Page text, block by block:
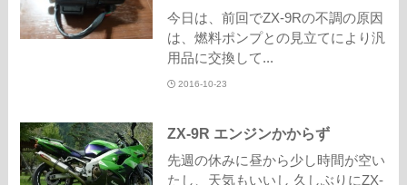
今日は、前回でZX-9Rの不調の原因
は、燃料ポンプとの見立てにより汎
用品に交換して...
2016-10-23
ZX-9R エンジンかからず
先週の休みに昼から少し時間が空い
たし、天気もいいし 久しぶりにZX-